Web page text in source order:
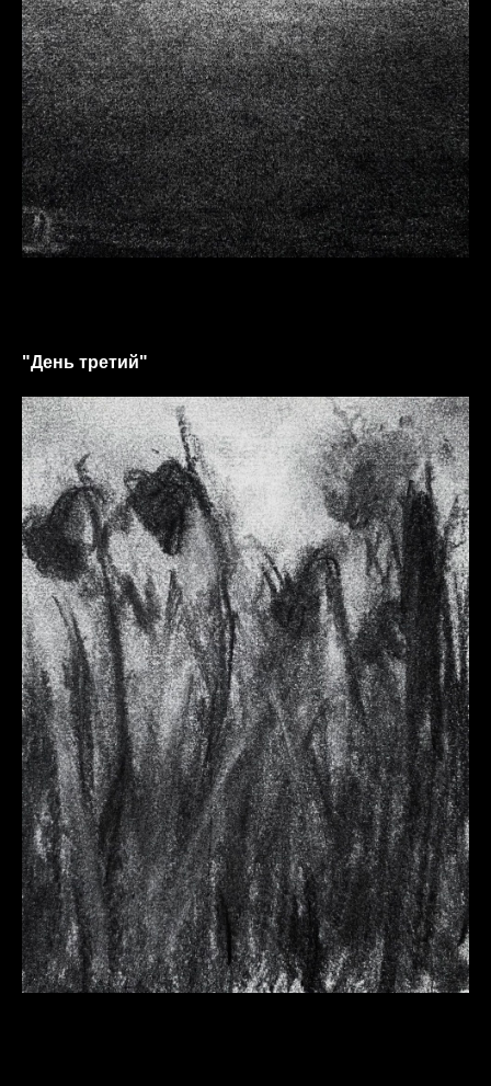
"День третий"